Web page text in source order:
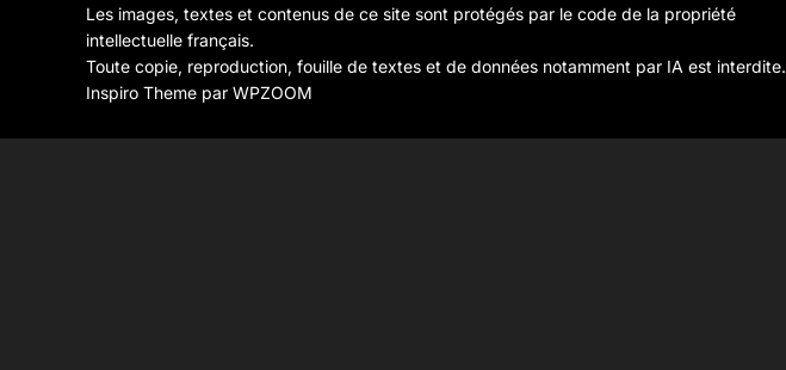
Les images, textes et contenus de ce site sont protégés par le code de la propriété
intellectuelle français.
Toute copie, reproduction, fouille de textes et de données notamment par IA est interdite.
Inspiro Theme par WPZOOM